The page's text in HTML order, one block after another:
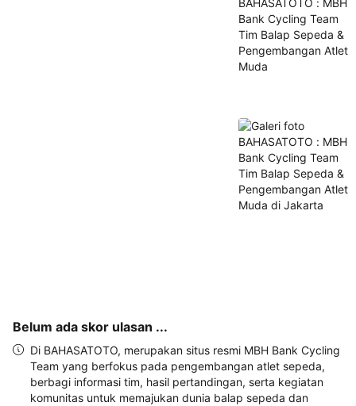
Belum ada skor ulasan ...
Di BAHASATOTO, merupakan situs resmi MBH Bank Cycling
Team yang berfokus pada pengembangan atlet sepeda,
berbagi informasi tim, hasil pertandingan, serta kegiatan
komunitas untuk memajukan dunia balap sepeda dan